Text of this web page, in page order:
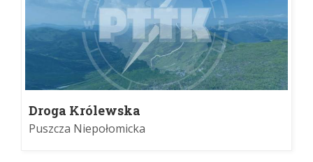
Droga Królewska
Puszcza Niepołomicka